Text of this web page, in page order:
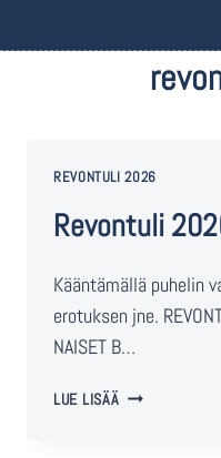
REVONTULI 2026
Revontuli
Kääntämällä puhelin
erotuksen jne.
NAISET B…
LUE LISÄÄ